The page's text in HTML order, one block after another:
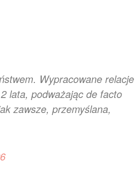
Wypracowane relacje
lata, podważając de facto
zawsze, przemyślana,